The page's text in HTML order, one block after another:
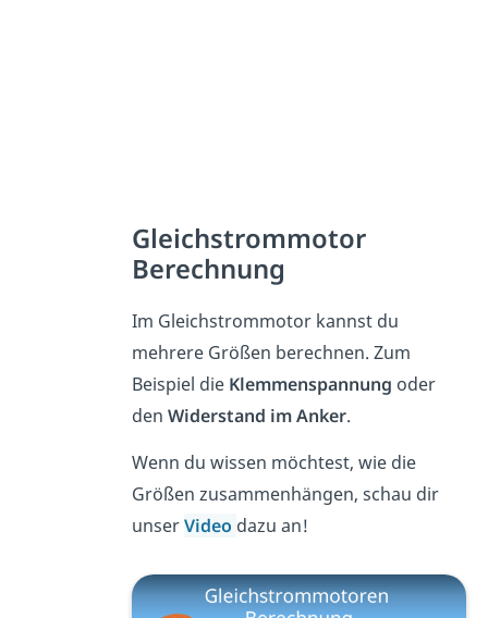
Gleichstrommotor
Berechnung
Im Gleichstrommotor kannst du
mehrere Größen berechnen. Zum
Beispiel die Klemmenspannung oder
denWiderstand im Anker.
Wenn du wissen möchtest, wie die
Größen zusammenhängen, schau dir
unserVideo dazu an!